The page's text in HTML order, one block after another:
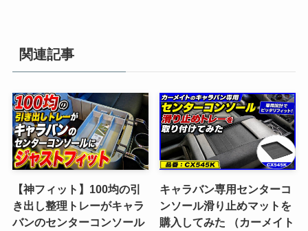
関連記事
【神フィット】100均の引
き出し整理トレーがキャラ
バンのセンターコンソール
キャラバン専用センターコ
ンソール滑り止めマットを
購入してみた （カーメイト